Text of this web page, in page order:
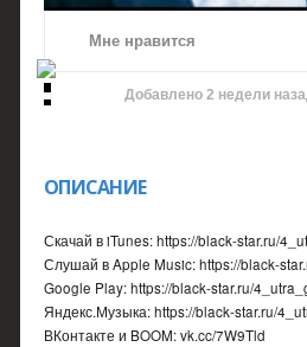
Мне нравится
Добавлено2 недели
ОПИСАНИЕ
Скачай в iTunes: https://black-star.ru/
Слушай в Apple Music: https://black-
Google Play: https://black-star.ru/
Яндекс.Музыка: https://black-star.ru/
ВКонтакте и BOOM: vk.cc/7W9Tld